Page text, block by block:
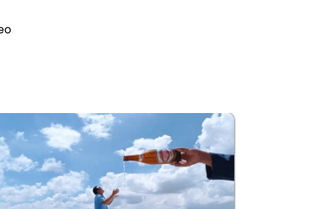
TURISMO VIVENCIAL CUSCO EN LA
COMUNIDAD DE CHUMPE
$ .00